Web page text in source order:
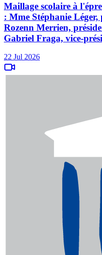
Maillage scolaire à
: Mme Stéphanie
Rozenn Merrien,
Gabriel Fraga, vice-
22 Jul 2026